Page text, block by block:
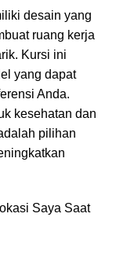
desain yang
ruang kerja
Kursi ini
yang dapat
Anda.
kesehatan dan
pilihan